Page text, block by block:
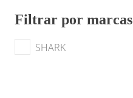
Filtrar por marcas
SHARK